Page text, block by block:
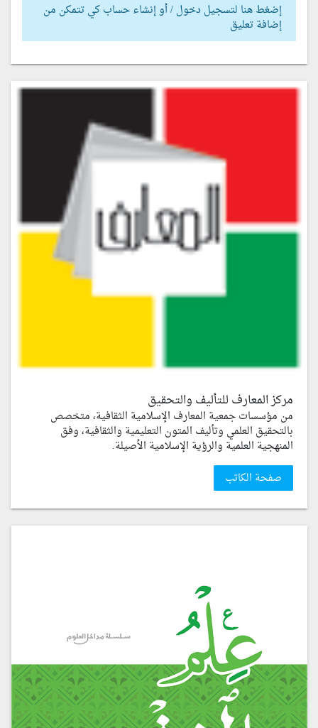
إضغط هنا لتسجيل دخول / أو إنشاء حساب كي تتمكن من
إضافة تعليق
مركز المعارف للتأليف والتحقيق
من مؤسسات جمعية المعارف الإسلامية الثقافية، متخصص
بالتحقيق العلمي وتأليف المتون التعليمية والثقافية، وفق
المنهجية العلمية والرؤية الإسلامية الأصيلة.
صفحة الكاتب